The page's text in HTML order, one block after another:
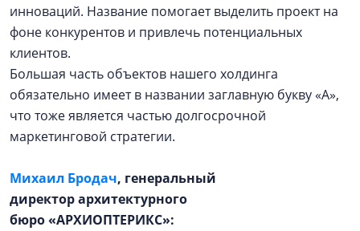
инноваций. Название помогает выделить проект на
фоне конкурентов и привлечь потенциальных
клиентов.
Большая часть объектов нашего холдинга
обязательно имеет в названии заглавную букву «А»,
что тоже является частью долгосрочной
маркетинговой стратегии.
Михаил Бродач, генеральный
директор архитектурного
бюро«АРХИОПТЕРИКС»: